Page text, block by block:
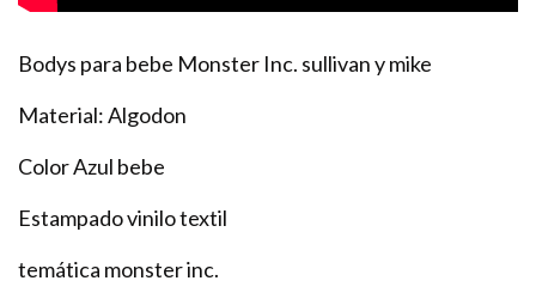
Bodys para bebe Monster Inc. sullivan y mike
Material: Algodon
Color Azul bebe
Estampado vinilo textil
temática monster inc.